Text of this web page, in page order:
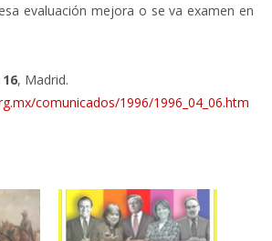
evaluación mejora o se va examen en
, Madrid.
comunicados/1996/1996_04_06.htm